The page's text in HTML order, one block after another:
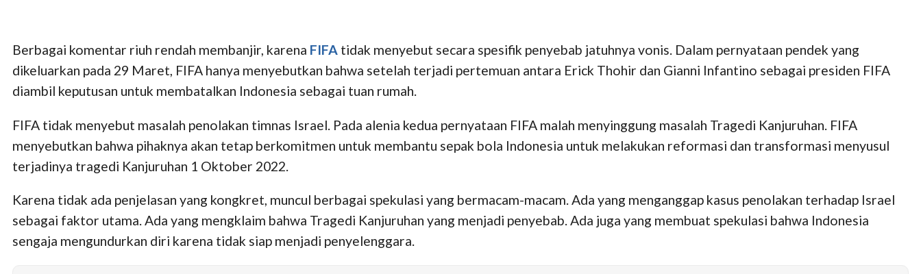
Berbagai komentar riuh rendah membanjir, karena FIFA tidak menyebut secara spesifik penyebab jatuhnya vonis. Dalam pernyataan pendek yang
dikeluarkan pada 29 Maret, FIFA hanya menyebutkan bahwa setelah terjadi pertemuan antara Erick Thohir dan Gianni Infantino sebagai presiden FIFA
diambil keputusan untuk membatalkan Indonesia sebagai tuan rumah.
FIFA tidak menyebut masalah penolakan timnas Israel. Pada alenia kedua pernyataan FIFA malah menyinggung masalah Tragedi Kanjuruhan. FIFA
menyebutkan bahwa pihaknya akan tetap berkomitmen untuk membantu sepak bola Indonesia untuk melakukan reformasi dan transformasi menyusul
terjadinya tragedi Kanjuruhan 1 Oktober 2022.
Karena tidak ada penjelasan yang kongkret, muncul berbagai spekulasi yang bermacam-macam. Ada yang menganggap kasus penolakan terhadap Israel
sebagai faktor utama. Ada yang mengklaim bahwa Tragedi Kanjuruhan yang menjadi penyebab. Ada juga yang membuat spekulasi bahwa Indonesia
sengaja mengundurkan diri karena tidak siap menjadi penyelenggara.